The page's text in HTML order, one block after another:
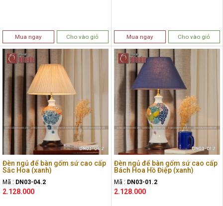
Mua ngay Cho vào giỏ Mua ngay Cho vào giỏ
Đèn ngủ để bàn gốm sứ cao cấp
Sắc Hoa (xanh)
Mã : DN03-04.2
2.128.000
Đèn ngủ để bàn gốm sứ cao cấp
Bách Hoa Hồ Điệp (xanh)
Mã : DN03-01.2
2.128.000